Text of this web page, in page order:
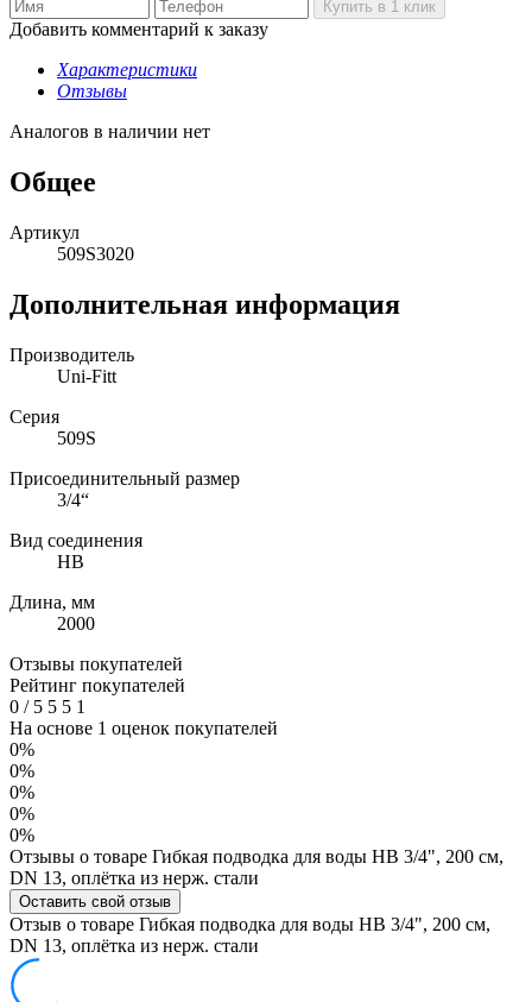
Добавить комментарий к заказу
Характеристики
Отзывы
Аналогов в наличии нет
Общее
Артикул
509S3020
Дополнительная информация
Производитель
Uni-Fitt
Серия
509S
Присоединительный размер
3/4“
Вид соединения
HB
Длина, мм
2000
Отзывы покупателей
Рейтинг покупателей
0 /5 5 5 1
На основе 1 оценок покупателей
0%
0%
0%
0%
0%
Отзывы о товаре Гибкая подводка для воды НВ 3/4", 200 см,
DN 13, оплётка из нерж. стали
Оставить свой отзыв
Отзыв о товаре Гибкая подводка для воды НВ 3/4", 200 см,
DN 13, оплётка из нерж. стали